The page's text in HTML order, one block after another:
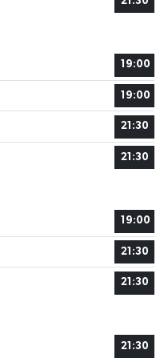
19:00
19:00
21:30
21:30
19:00
21:30
21:30
21:30